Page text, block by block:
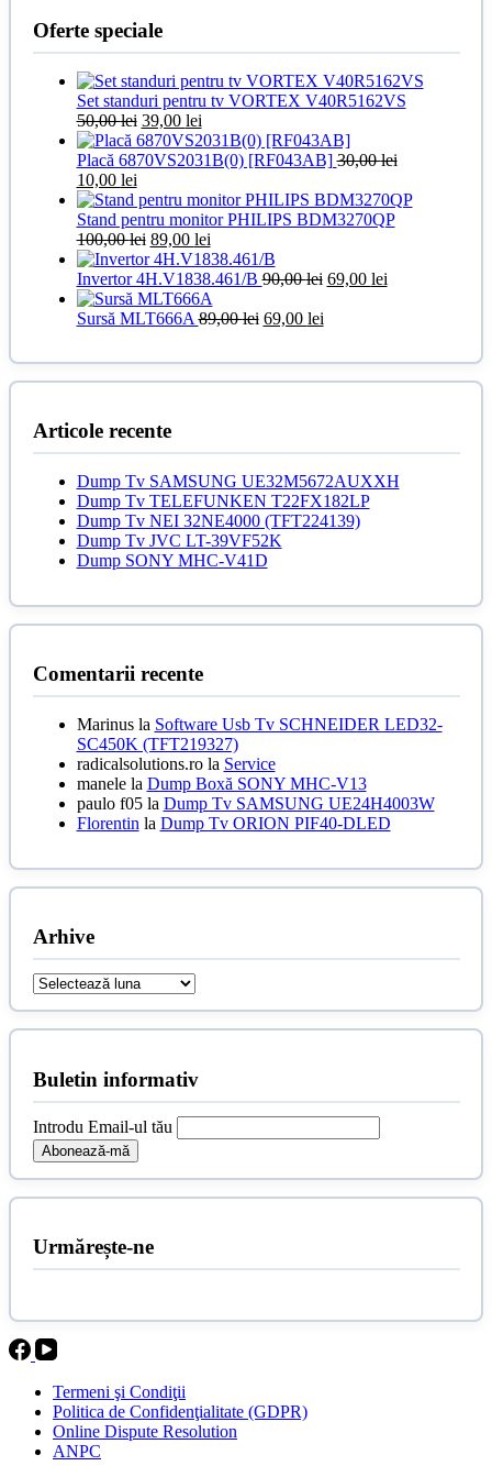
Oferte speciale
Set standuri pentru tv VORTEX V40R5162VS
50,00lei Prețul
inițial
a
50,00 lei.
39,00 leiPrețul
curent
este:
Placă 6870VS2031B(0) [RF043AB]30,00lei
Prețul
inițial
a
fost:
30,00 lei.
10,00 leiPrețul
curent
este:
10,00 lei.
Stand pentru monitor PHILIPS BDM3270QP
100,00lei Prețul
inițial
a
fost:
100,00 lei.
89,00 leiPrețul
curent
este:
89,00 lei.
Invertor 4H.V1838.461/B90,00lei Prețul
69,00 leiPrețul
Sursă MLT666A89,00lei Prețul
fost:
69,00 leiPrețul
69,00 lei.
Articole recente
Dump Tv SAMSUNG UE32M5672AUXXH
Dump Tv TELEFUNKEN T22FX182LP
Dump Tv NEI 32NE4000 (TFT224139)
Dump Tv JVC LT-39VF52K
Dump SONY MHC-V41D
Comentarii recente
Marinusla Software Usb Tv SCHNEIDER LED32-
SC450K (TFT219327)
radicalsolutions.rola Service
manelela Dump Boxă SONY MHC-V13
paulo f05la Dump Tv SAMSUNG UE24H4003W
Florentin la Dump Tv ORION PIF40-DLED
Arhive
Arhive
Buletin informativ
Introdu Email-ul tău
Urmărește-ne
Termeni şi Condiţii
Politica de Confidenţialitate (GDPR)
Online Dispute Resolution
ANPC